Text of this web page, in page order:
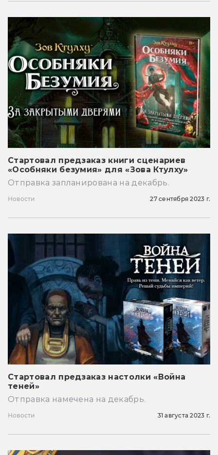
Стартовал предзаказ книги сценариев
«Особняки безумия» для «Зова Ктулху»
Отправка запланирована на декабрь.
Новости 27 сентября 2023 г.
Стартовал предзаказ настолки «Война
теней»
Отправка намечена на декабрь.
Новости 31 августа 2023 г.